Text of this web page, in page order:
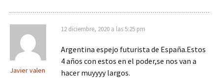
Javier valen
12 diciembre, 2020 a las 5:25 pm
Argentina espejo futurista de España.Estos
4 años con estos en el poder,se nos van a
hacer muyyyy largos.